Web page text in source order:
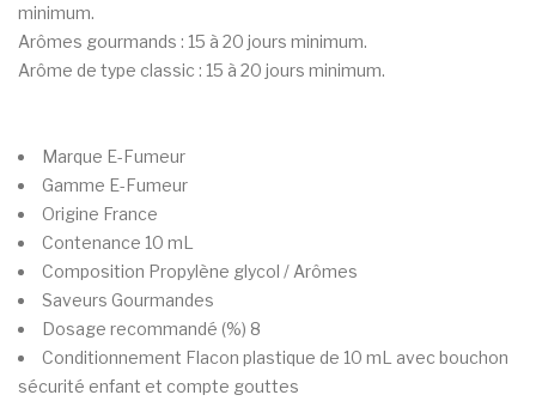
minimum.
Arômes gourmands : 15 à 20 jours minimum.
Arôme de type classic : 15 à 20 jours minimum.
Marque E-Fumeur
Gamme E-Fumeur
Origine France
Contenance 10 mL
Composition Propylène glycol / Arômes
Saveurs Gourmandes
Dosage recommandé (%) 8
Conditionnement Flacon plastique de 10 mL avec bouchon
sécurité enfant et compte gouttes